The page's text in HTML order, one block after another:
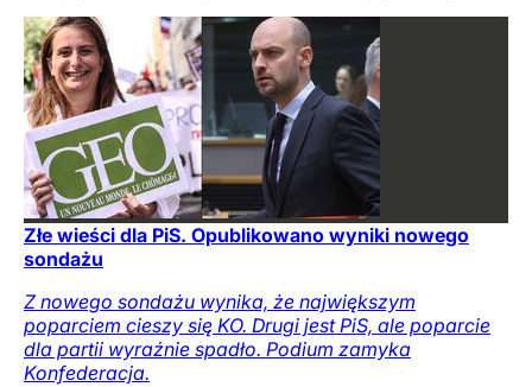
Złe wieści dla PiS. Opublikowano wyniki nowego
sondażu
Z nowego sondażu wynika, że największym
poparciem cieszy się KO. Drugi jest PiS, ale poparcie
dla partii wyraźnie spadło. Podium zamyka
Konfederacja.